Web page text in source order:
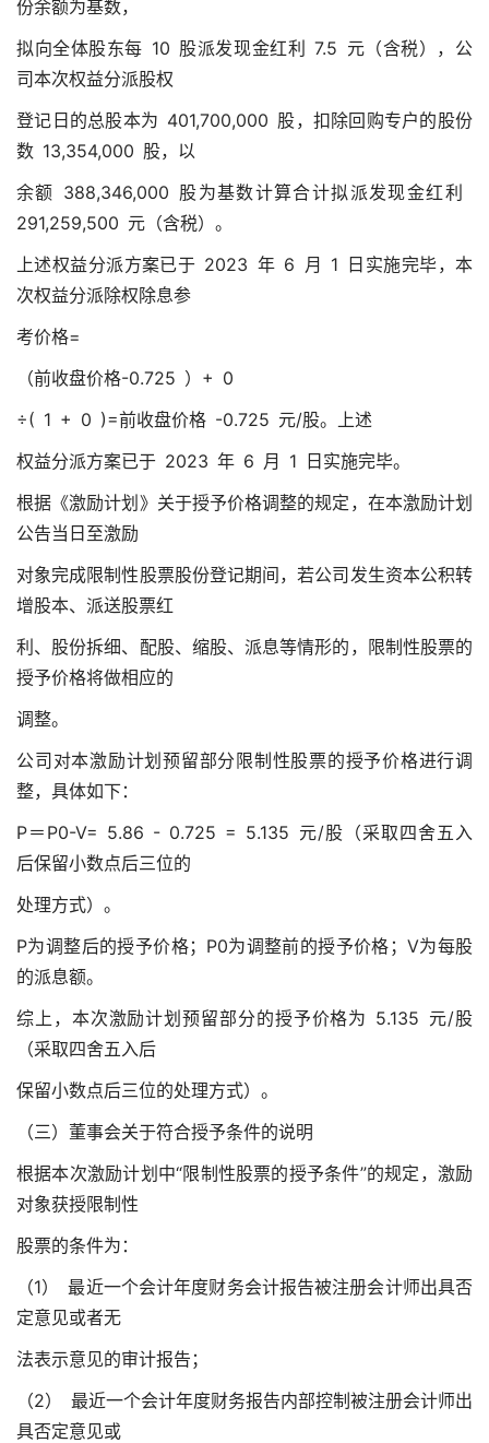
份余额为基数，
拟向全体股东每 10 股派发现金红利 7.5 元（含税），公
司本次权益分派股权
登记日的总股本为 401,700,000 股，扣除回购专户的股份
数 13,354,000 股，以
余额 388,346,000 股为基数计算合计拟派发现金红利
291,259,500 元（含税）。
上述权益分派方案已于 2023 年 6 月 1 日实施完毕，本
次权益分派除权除息参
考价格=
（前收盘价格-0.725 ）+ 0
÷( 1 + 0 )=前收盘价格 -0.725 元/股。上述
权益分派方案已于 2023 年 6 月 1 日实施完毕。
根据《激励计划》关于授予价格调整的规定，在本激励计划
公告当日至激励
对象完成限制性股票股份登记期间，若公司发生资本公积转
增股本、派送股票红
利、股份拆细、配股、缩股、派息等情形的，限制性股票的
授予价格将做相应的
调整。
公司对本激励计划预留部分限制性股票的授予价格进行调
整，具体如下：
P＝P0-V= 5.86 - 0.725 = 5.135 元/股（采取四舍五入
后保留小数点后三位的
处理方式）。
P为调整后的授予价格；P0为调整前的授予价格；V为每股
的派息额。
综上，本次激励计划预留部分的授予价格为 5.135 元/股
（采取四舍五入后
保留小数点后三位的处理方式）。
（三）董事会关于符合授予条件的说明
根据本次激励计划中“限制性股票的授予条件”的规定，激励
对象获授限制性
股票的条件为：
（1） 最近一个会计年度财务会计报告被注册会计师出具否
定意见或者无
法表示意见的审计报告；
（2） 最近一个会计年度财务报告内部控制被注册会计师出
具否定意见或